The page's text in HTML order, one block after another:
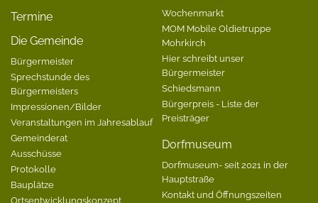
Termine
Die Gemeinde
Bürgermeister
Sprechstunde des
Bürgermeisters
Impressionen/Bilder
Veranstaltungen im Jahresablauf
Gemeinderat
Ausschüsse
Protokolle
Bauplätze
Ortsentwicklungskonzept
Wochenmarkt
MOM Mobile Oldietruppe
Mohrkirch
Hier schreibt unser
Bürgermeister
Schiedsmann
Bürgerpreis - Liste der
Preisträger
Dorfmuseum
Dorfmuseum- seit 2021 in der
Hauptstraße
Kontakt und Öffnungszeiten